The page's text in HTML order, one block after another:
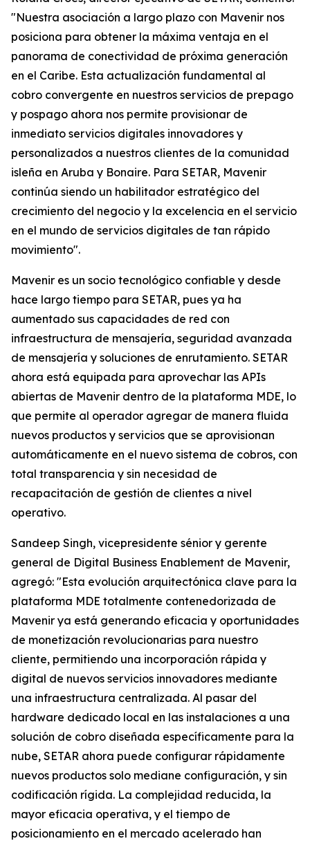
"Nuestra asociación a largo plazo con Mavenir nos
posiciona para obtener la máxima ventaja en el
panorama de conectividad de próxima generación
en el Caribe. Esta actualización fundamental al
cobro convergente en nuestros servicios de prepago
y pospago ahora nos permite provisionar de
inmediato servicios digitales innovadores y
personalizados a nuestros clientes de la comunidad
isleña en Aruba y Bonaire. Para SETAR, Mavenir
continúa siendo un habilitador estratégico del
crecimiento del negocio y la excelencia en el servicio
en el mundo de servicios digitales de tan rápido
movimiento".
Mavenir es un socio tecnológico confiable y desde
hace largo tiempo para SETAR, pues ya ha
aumentado sus capacidades de red con
infraestructura de mensajería, seguridad avanzada
de mensajería y soluciones de enrutamiento. SETAR
ahora está equipada para aprovechar las APIs
abiertas de Mavenir dentro de la plataforma MDE, lo
que permite al operador agregar de manera fluida
nuevos productos y servicios que se aprovisionan
automáticamente en el nuevo sistema de cobros, con
total transparencia y sin necesidad de
recapacitación de gestión de clientes a nivel
operativo.
Sandeep Singh, vicepresidente sénior y gerente
general de Digital Business Enablement de Mavenir,
agregó: "Esta evolución arquitectónica clave para la
plataforma MDE totalmente contenedorizada de
Mavenir ya está generando eficacia y oportunidades
de monetización revolucionarias para nuestro
cliente, permitiendo una incorporación rápida y
digital de nuevos servicios innovadores mediante
una infraestructura centralizada. Al pasar del
hardware dedicado local en las instalaciones a una
solución de cobro diseñada específicamente para la
nube, SETAR ahora puede configurar rápidamente
nuevos productos solo mediane configuración, y sin
codificación rígida. La complejidad reducida, la
mayor eficacia operativa, y el tiempo de
posicionamiento en el mercado acelerado han